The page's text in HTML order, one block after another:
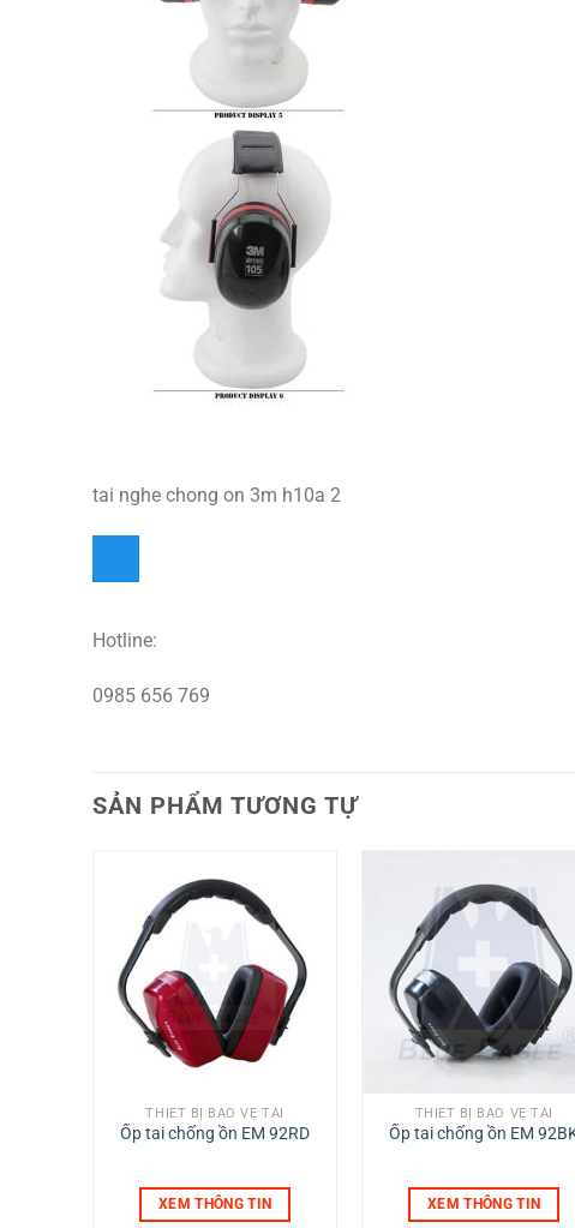
tai nghe chong on 3m h10a 2
Hotline:
0985 656 769
SẢN PHẨM TƯƠNG TỰ
THIẾT BỊ BẢO VỆ TAI
Ốp tai chống ồn EM 92RD
XEM THÔNG TIN
THIẾT BỊ BẢO VỆ TAI
Ốp tai chống ồn EM
XEM THÔNG TIN